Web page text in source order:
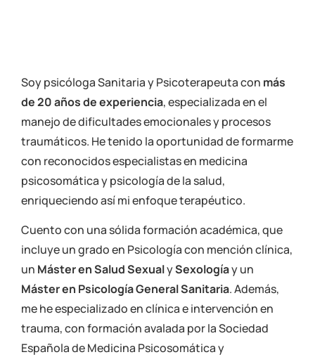
Soy psicóloga Sanitaria y Psicoterapeuta con más
de 20 años de experiencia, especializada en el
manejo de dificultades emocionales y procesos
traumáticos. He tenido la oportunidad de formarme
con reconocidos especialistas en medicina
psicosomática y psicología de la salud,
enriqueciendo así mi enfoque terapéutico.
Cuento con una sólida formación académica, que
incluye un grado en Psicología con mención clínica,
un Máster en Salud SexualySexologíay un
Máster en Psicología General Sanitaria. Además,
me he especializado en clínica e intervención en
trauma, con formación avalada por laSociedad
Española de Medicina Psicosomática y